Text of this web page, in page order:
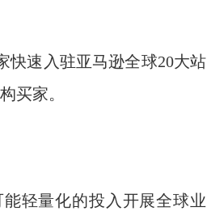
快速入驻亚马逊全球20大站
买家。
轻量化的投入开展全球业